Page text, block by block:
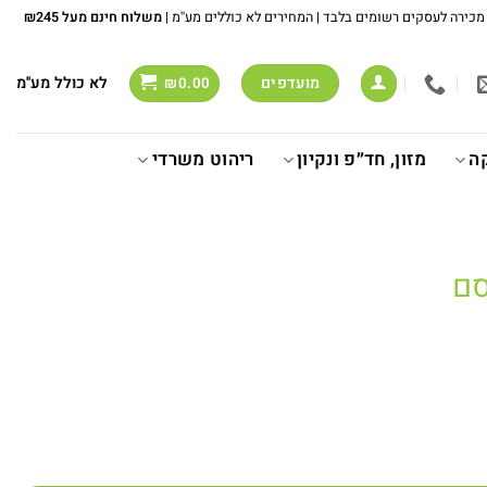
משלוח חינם מעל ₪245
מועדפים ₪0.00 לא כולל מע''מ
מזון, חד״פ ונקיון ריהוט משרדי